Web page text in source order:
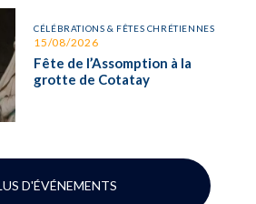
D'ÉVÉNEMENTS
CÉLÉBRATIONS & FÊTES CHRÉTIENNES
15/08/2026
Fête de l’Assomption à la
grotte de Cotatay